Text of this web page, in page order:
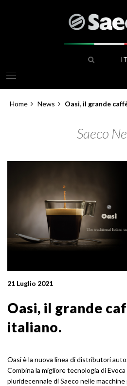
IT
Home News Oasi, il grande
Saeco
21 Luglio 2021
Oasi, il grande
italiano.
Oasi è la nuova linea di distributori
Combina la migliore tecnologia di Evoca
pluridecennale di Saeco nelle